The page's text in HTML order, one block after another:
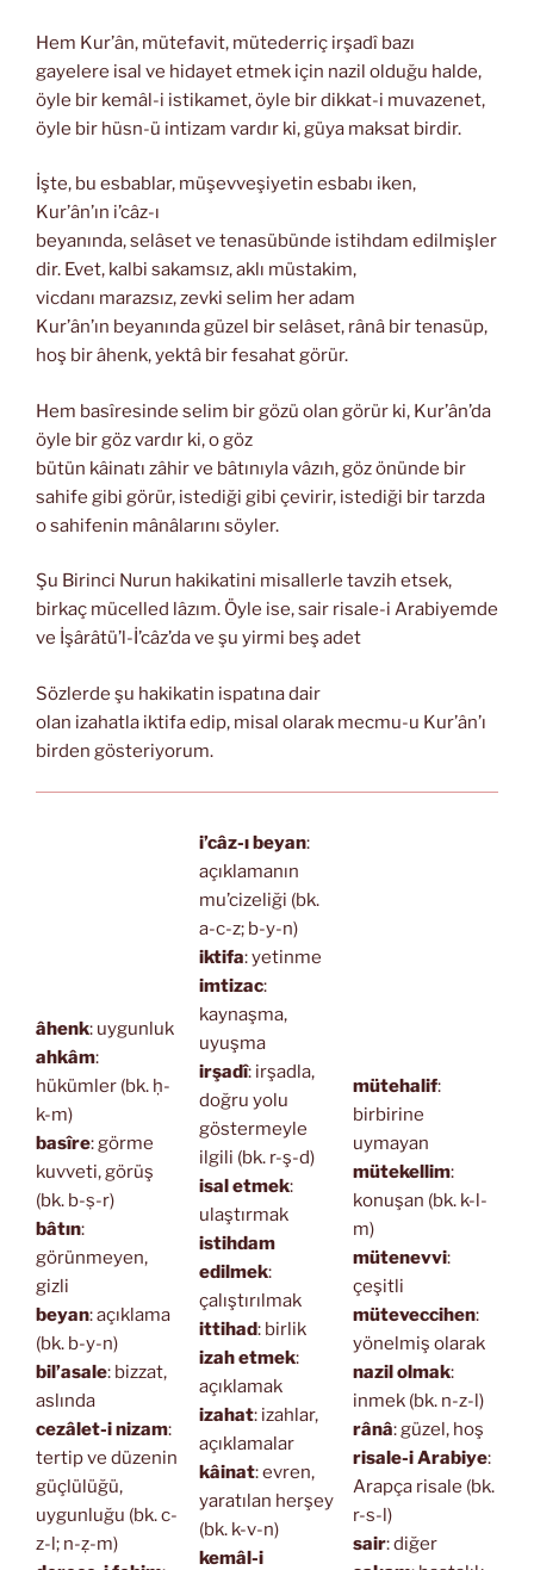
Hem Kur’ân, mütefavit, mütederriç irşadî bazı
gayelere isal ve hidayet etmek için nazil olduğu halde,
öyle bir kemâl-i istikamet, öyle bir dikkat-i muvazenet,
öyle bir hüsn-ü intizam vardır ki, güya maksat birdir.
İşte, bu esbablar, müşevveşiyetin esbabı iken,
Kur’ân’ın i’câz-ı
beyanında, selâset ve tenasübünde istihdam edilmişler
dir. Evet, kalbi sakamsız, aklı müstakim,
vicdanı marazsız, zevki selim her adam
Kur’ân’ın beyanında güzel bir selâset, rânâ bir tenasüp,
hoş bir âhenk, yektâ bir fesahat görür.
Hem basîresinde selim bir gözü olan görür ki, Kur’ân’da
öyle bir göz vardır ki, o göz
bütün kâinatı zâhir ve bâtınıyla vâzıh, göz önünde bir
sahife gibi görür, istediği gibi çevirir, istediği bir tarzda
o sahifenin mânâlarını söyler.
Şu Birinci Nurun hakikatini misallerle tavzih etsek,
birkaç mücelled lâzım. Öyle ise, sair risale-i Arabiyemde
ve İşârâtü’l-İ’câz’da ve şu yirmi beş adet
Sözlerde şu hakikatin ispatına dair
olan izahatla iktifa edip, misal olarak mecmu-u Kur’ân’ı
birden gösteriyorum.
âhenk: uygunluk
ahkâm:
hükümler (bk. ḥ-
k-m)
basîre: görme
kuvveti, görüş
(bk. b-ṣ-r)
bâtın:
görünmeyen,
gizli
beyan: açıklama
(bk. b-y-n)
bil’asale: bizzat,
aslında
cezâlet-i nizam:
tertip ve düzenin
güçlülüğü,
uygunluğu (bk. c-
z-l; n-ẓ-m)
i’câz-ı beyan:
açıklamanın
mu’cizeliği (bk.
a-c-z; b-y-n)
iktifa: yetinme
imtizac:
kaynaşma,
uyuşma
irşadî: irşadla,
doğru yolu
göstermeyle
ilgili (bk. r-ş-d)
isal etmek:
ulaştırmak
istihdam
edilmek:
çalıştırılmak
ittihad: birlik
izah etmek:
açıklamak
izahat: izahlar,
açıklamalar
kâinat: evren,
yaratılan herşey
(bk. k-v-n)
kemâl-i
mütehalif:
birbirine
uymayan
mütekellim:
konuşan (bk. k-l-
m)
mütenevvi:
çeşitli
müteveccihen:
yönelmiş olarak
nazil olmak:
inmek (bk. n-z-l)
rânâ: güzel, hoş
risale-i Arabiye:
Arapça risale (bk.
r-s-l)
sair: diğer